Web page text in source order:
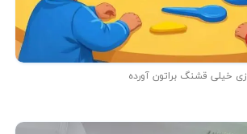
خیلی قشنگ براتون آورده